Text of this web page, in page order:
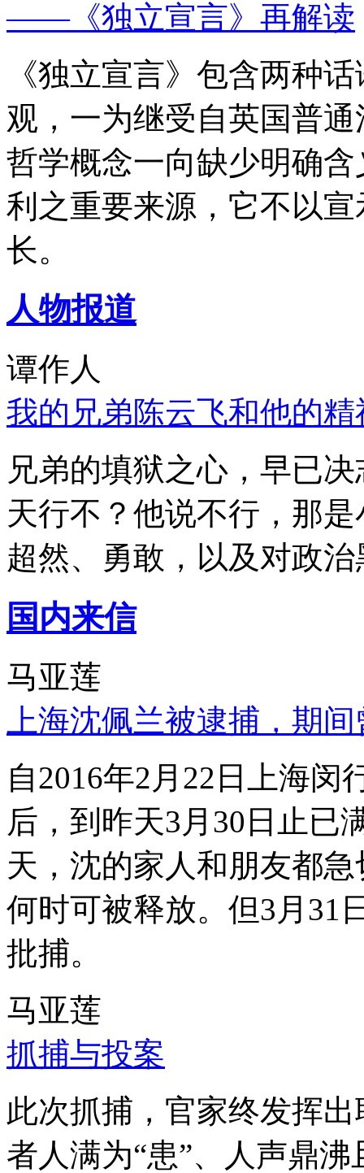
——《独立宣言》再解读
《独立宣言》包含两种
观，一为继受自英国普
哲学概念一向缺少明确
利之重要来源，它不以
长。
人物报道
谭作人
我的兄弟陈云飞和他的
兄弟的填狱之心，早已
天行不？他说不行，那
超然、勇敢，以及对政
国内来信
马亚莲
上海沈佩兰被逮捕，期
自2016年2月22日上海
后，到昨天3月30日止已
天，沈的家人和朋友都
何时可被释放。但3月31
批捕。
马亚莲
抓捕与投案
此次抓捕，官家终发挥
者人满为“患”、人声鼎